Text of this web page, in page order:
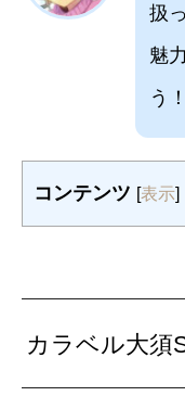
扱
魅
う！
コンテンツ [表示]
カラベル大須